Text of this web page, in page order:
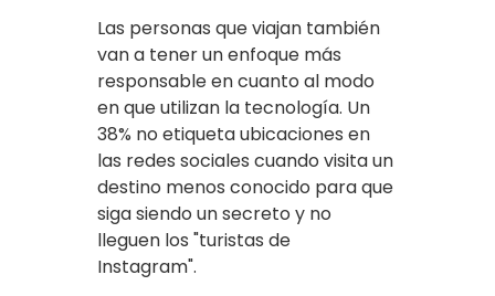
Las personas que viajan también
van a tener un enfoque más
responsable en cuanto al modo
en que utilizan la tecnología. Un
38% no etiqueta ubicaciones en
las redes sociales cuando visita un
destino menos conocido para que
siga siendo un secreto y no
lleguen los "turistas de
Instagram".